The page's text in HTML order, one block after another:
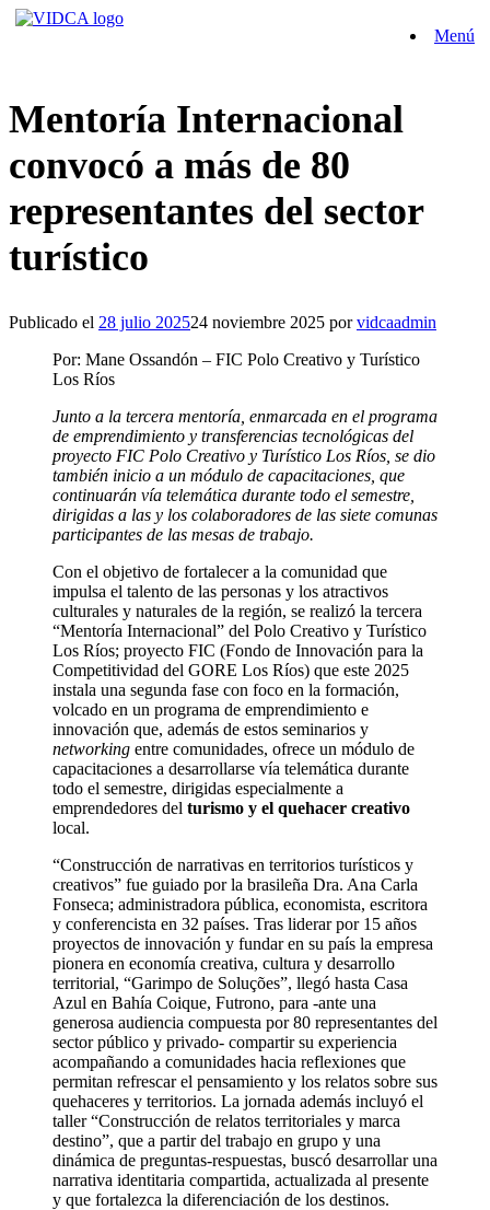
Saltar
Menú
Mentoría Internacional
convocó a más de 80
representantes del sector
turístico
Publicado el 28 julio 202524 noviembre 2025 porvidcaadmin
Por: Mane Ossandón – FIC Polo Creativo y Turístico
Los Ríos
Junto a la tercera mentoría, enmarcada en el programa
de emprendimiento y transferencias tecnológicas del
proyecto FIC Polo Creativo y Turístico Los Ríos, se dio
también inicio a un módulo de capacitaciones, que
continuarán vía telemática durante todo el semestre,
dirigidas a las y los colaboradores de las siete comunas
participantes de las mesas de trabajo.
Con el objetivo de fortalecer a la comunidad que
impulsa el talento de las personas y los atractivos
culturales y naturales de la región, se realizó la tercera
“Mentoría Internacional” del Polo Creativo y Turístico
Los Ríos; proyecto FIC (Fondo de Innovación para la
Competitividad del GORE Los Ríos) que este 2025
instala una segunda fase con foco en la formación,
volcado en un programa de emprendimiento e
innovación que, además de estos seminarios y
networking entre comunidades, ofrece un módulo de
capacitaciones a desarrollarse vía telemática durante
todo el semestre, dirigidas especialmente a
emprendedores del turismo y el quehacer creativo
local.
“Construcción de narrativas en territorios turísticos y
creativos” fue guiado por la brasileña Dra. Ana Carla
Fonseca; administradora pública, economista, escritora
y conferencista en 32 países. Tras liderar por 15 años
proyectos de innovación y fundar en su país la empresa
pionera en economía creativa, cultura y desarrollo
territorial, “Garimpo de Soluções”, llegó hasta Casa
Azul en Bahía Coique, Futrono, para -ante una
generosa audiencia compuesta por 80 representantes del
sector público y privado- compartir su experiencia
acompañando a comunidades hacia reflexiones que
permitan refrescar el pensamiento y los relatos sobre sus
quehaceres y territorios. La jornada además incluyó el
taller “Construcción de relatos territoriales y marca
destino”, que a partir del trabajo en grupo y una
dinámica de preguntas-respuestas, buscó desarrollar una
narrativa identitaria compartida, actualizada al presente
y que fortalezca la diferenciación de los destinos.